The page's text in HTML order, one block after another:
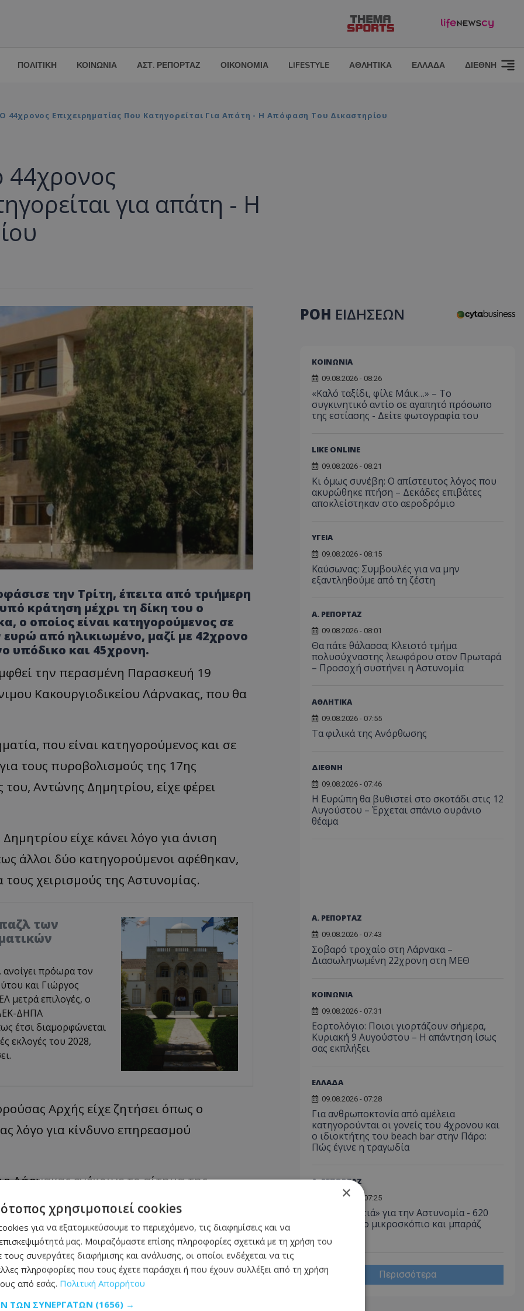
ΠΟΛΙΤΙΚΗ ΚΟΙΝΩΝΙΑ ΑΣΤ. ΡΕΠΟΡΤΑΖ ΟΙΚΟΝΟΜΙΑ LIFESTYLE ΑΘΛΗΤΙΚΑ ΕΛΛΑΔΑ ΔΙΕΘΝΗ
44χρονος Επιχειρηματίας Που Κατηγορείται Για Απάτη - Η Απόφαση Του Δικαστηρίου
44χρονος
για απάτη - Η
την Τρίτη, έπειτα από τριήμερη
κράτηση μέχρι τη δίκη του ο
ο οποίος είναι κατηγορούμενος σε
από ηλικιωμένο, μαζί με 42χρονο
υπόδικο και 45χρονη.
την περασμένη Παρασκευή 19
Κακουργιοδικείου Λάρνακας, που θα
που είναι κατηγορούμενος και σε
τους πυροβολισμούς της 17ης
Αντώνης Δημητρίου, είχε φέρει
είχε κάνει λόγο για άνιση
άλλοι δύο κατηγορούμενοι αφέθηκαν,
χειρισμούς της Αστυνομίας.
των
ανοίγει πρόωρα τον
και Γιώργος
μετρά επιλογές, ο
ΔΗΠΑ
έτσι διαμορφώνεται
εκλογές του 2028,
Αρχής είχε ζητήσει όπως ο
λόγο για κίνδυνο επηρεασμού
Λάρνακας ενέκρινε το αίτημα της
υπάρχει κίνδυνος για επηρεασμό
ο κατηγορούμενος».
όρους: 150 χιλιάδες ευρώ με
της έγγραφα, να τοποθετηθεί στο
στον αστυνομικό σταθμό
ΡΟΗ ΕΙΔΗΣΕΩΝ
ΚΟΙΝΩΝΙΑ
09.08.2026 - 08:26
«Καλό ταξίδι, φίλε Μάικ…» – Το
συγκινητικό αντίο σε αγαπητό πρόσωπο
της εστίασης - Δείτε φωτογραφία του
LIKE ONLINE
09.08.2026 - 08:21
Κι όμως συνέβη: Ο απίστευτος λόγος που
ακυρώθηκε πτήση – Δεκάδες επιβάτες
αποκλείστηκαν στο αεροδρόμιο
ΥΓΕΙΑ
09.08.2026 - 08:15
Kαύσωνας: Συμβουλές για να μην
εξαντληθούμε από τη ζέστη
Α. ΡΕΠΟΡΤΑΖ
09.08.2026 - 08:01
Θα πάτε θάλασσα; Κλειστό τμήμα
πολυσύχναστης λεωφόρου στον Πρωταρά
– Προσοχή συστήνει η Αστυνομία
ΑΘΛΗΤΙΚΑ
09.08.2026 - 07:55
Τα φιλικά της Ανόρθωσης
ΔΙΕΘΝΗ
09.08.2026 - 07:46
Η Ευρώπη θα βυθιστεί στο σκοτάδι στις 12
Αυγούστου – Έρχεται σπάνιο ουράνιο
θέαμα
Α. ΡΕΠΟΡΤΑΖ
09.08.2026 - 07:43
Σοβαρό τροχαίο στη Λάρνακα –
Διασωληνωμένη 22χρονη στη ΜΕΘ
ΚΟΙΝΩΝΙΑ
09.08.2026 - 07:31
Εορτολόγιο: Ποιοι γιορτάζουν σήμερα,
Κυριακή 9 Αυγούστου – Η απάντηση ίσως
σας εκπλήξει
ΕΛΛΑΔΑ
09.08.2026 - 07:28
Για ανθρωποκτονία από αμέλεια
κατηγορούνται οι γονείς του 4χρονου και
ο ιδιοκτήτης του beach bar στην Πάρο:
Πώς έγινε η τραγωδία
Α. ΡΕΠΟΡΤΑΖ
09.08.2026 - 07:25
Νύχτα «φωτιά» για την Αστυνομία - 620
οχήματα στο μικροσκόπιο και μπαράζ
Περισσότερα
×
χρησιμοποιεί cookies
για να εξατομικεύσουμε το περιεχόμενο, τις διαφημίσεις και να
μας. Μοιραζόμαστε επίσης πληροφορίες σχετικά με τη χρήση του
συνεργάτες διαφήμισης και ανάλυσης, οι οποίοι ενδέχεται να τις
πληροφορίες που τους έχετε παράσχει ή που έχουν συλλέξει από τη χρήση
από εσάς. Πολιτική Απορρήτου
ΤΩΝ ΣΥΝΕΡΓΑΤΏΝ (1656) →